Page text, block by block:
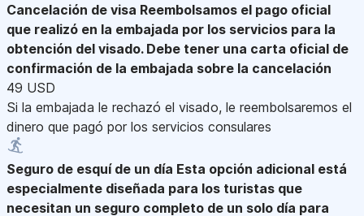
Cancelación de visa Reembolsamos el pago oficial
que realizó en la embajada por los servicios para la
obtención del visado. Debe tener una carta oficial de
confirmación de la embajada sobre la cancelación
49 USD
Si la embajada le rechazó el visado, le reembolsaremos el
dinero que pagó por los servicios consulares
Seguro de esquí de un día Esta opción adicional está
especialmente diseñada para los turistas que
necesitan un seguro completo de un solo día para